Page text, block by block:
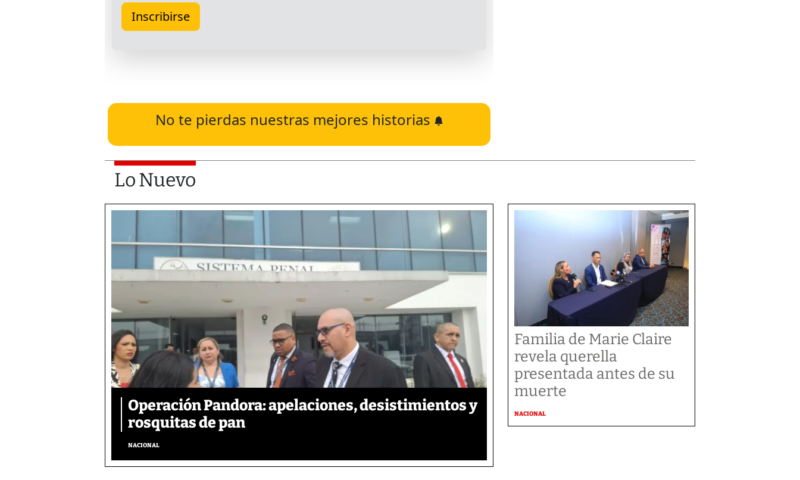
No te pierdas nuestras mejores historias
Lo Nuevo
Operación Pandora: apelaciones, desistimientos y
rosquitas de pan
NACIONAL
Familia de Marie Claire
revela querella
presentada antes de su
muerte
NACIONAL